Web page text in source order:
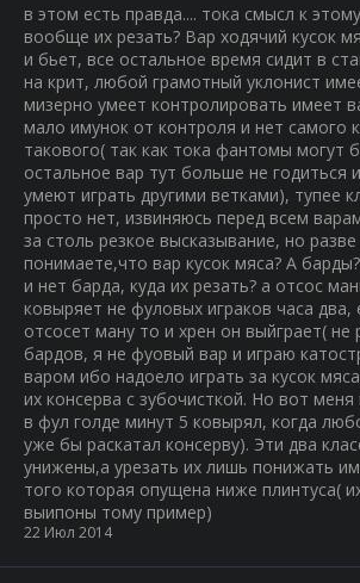
в этом есть правда.... тока смысл к
вообще их резать? Вар ходячий кусок
и бьет, все остальное время сидит в
на крит, любой грамотный уклонист
мизерно умеет контролировать имеет
мало имунок от контроля и нет самого
такового( так как тока фантомы могут
остальное вар тут больше не годиться
умеют играть другими ветками), тупее
просто нет, извиняюсь перед всем
за столь резкое высказывание, но
понимаете,что вар кусок мяса? А
и нет барда, куда их резать? а отсос
ковыряет не фуловых играков часа два,
отсосет ману то и хрен он выйграет( не
бардов, я не фуовый вар и играю
варом ибо надоело играть за кусок
их консерва с зубочисткой. Но вот
в фул голде минут 5 ковырял, когда
уже бы раскатал консерву). Эти два
унижены,а урезать их лишь понижать
того которая опущена ниже плинтуса(
выипоны тому пример)
22 Июл 2014